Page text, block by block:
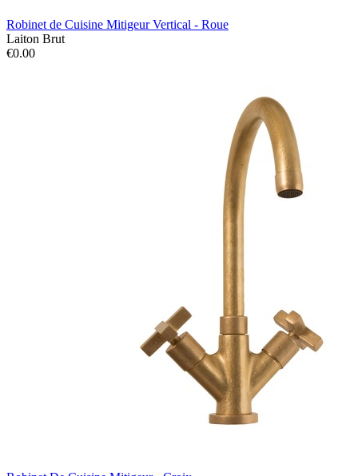
Robinet de Cuisine Mitigeur Vertical - Roue
Laiton Brut
€0.00